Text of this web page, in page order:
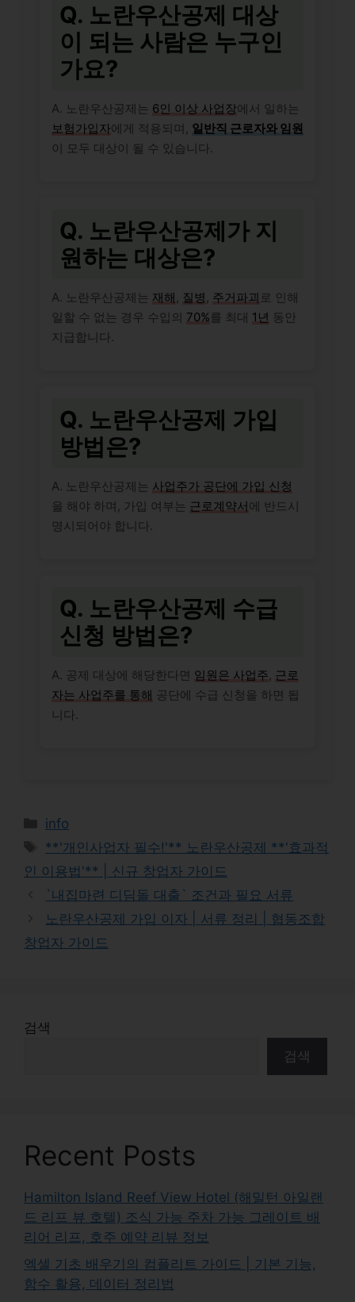
Q. 노란우산공제 대상
이 되는 사람은 누구인
가요?
A. 노란우산공제는 6인 이상 사업장에서 일하는
보험가입자에게 적용되며, 일반직 근로자와 임원
이 모두 대상이 될 수 있습니다.
Q. 노란우산공제가 지
원하는 대상은?
A. 노란우산공제는 재해 , 질병 , 주거파괴 로 인해
일할 수 없는 경우 수입의 70%를 최대 1년 동안
지급합니다.
Q. 노란우산공제 가입
방법은?
A. 노란우산공제는 사업주가 공단에 가입 신청
을 해야 하며, 가입 여부는 근로계약서에 반드시
명시되어야 합니다.
Q. 노란우산공제 수급
신청 방법은?
A. 공제 대상에 해당한다면 임원은 사업주, 근로
자는 사업주를 통해 공단에 수급 신청을 하면 됩
니다.
Categories
info
Tags
**'개인사업자 필수!'** 노란우산공제 **'효과적
인 이용법'** | 신규 창업자 가이드
`내집마련 디딤돌 대출` 조건과 필요 서류
노란우산공제 가입 이자 | 서류 정리 | 협동조합
창업자 가이드
검색
검색
Recent Posts
Hamilton Island Reef View Hotel (해밀턴 아일랜
드 리프 뷰 호텔) 조식 가능 주차 가능 그레이트 배
리어 리프, 호주 예약 리뷰 정보
엑셀 기초 배우기의 컴플리트 가이드 | 기본 기능,
함수 활용, 데이터 정리법